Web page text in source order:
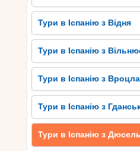
і мистецтва.
Смакуйте
іспанську
Іспанська кухня
смаків і
вражає своєю
найвідоміших ілюстрацій
традиційна іспанська
Тури в Іспанію з Відня
Тури в Іспанію з
Тури в Іспанію з
Тури в Іспанію з
Тури в Іспанію з